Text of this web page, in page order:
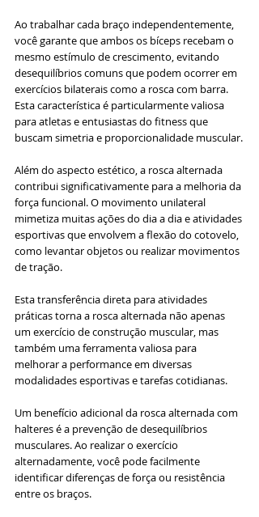
Ao trabalhar cada braço independentemente,
você garante que ambos os bíceps recebam o
mesmo estímulo de crescimento, evitando
desequilíbrios comuns que podem ocorrer em
exercícios bilaterais como a rosca com barra.
Esta característica é particularmente valiosa
para atletas e entusiastas do fitness que
buscam simetria e proporcionalidade muscular.
Além do aspecto estético, a rosca alternada
contribui significativamente para a melhoria da
força funcional. O movimento unilateral
mimetiza muitas ações do dia a dia e atividades
esportivas que envolvem a flexão do cotovelo,
como levantar objetos ou realizar movimentos
de tração.
Esta transferência direta para atividades
práticas torna a rosca alternada não apenas
um exercício de construção muscular, mas
também uma ferramenta valiosa para
melhorar a performance em diversas
modalidades esportivas e tarefas cotidianas.
Um benefício adicional da rosca alternada com
halteres é a prevenção de desequilíbrios
musculares. Ao realizar o exercício
alternadamente, você pode facilmente
identificar diferenças de força ou resistência
entre os braços.